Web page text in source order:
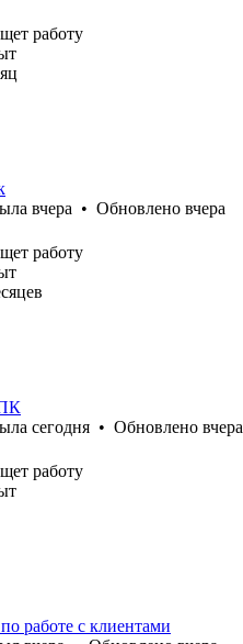
работу
вчера • Обновлено вчера
работу
сегодня • Обновлено вчера
работу
работе с клиентами